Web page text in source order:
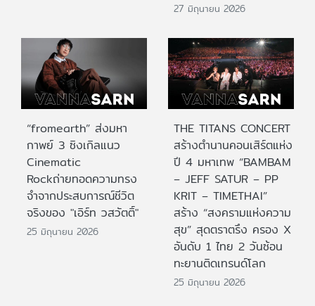
27 มิถุนายน 2026
“fromearth” ส่งมหา
กาพย์ 3 ซิงเกิลแนว
Cinematic
Rockถ่ายทอดความทรง
จำจากประสบการณ์ชีวิต
จริงของ "เอิร์ท วสวัตติ์"
25 มิถุนายน 2026
THE TITANS CONCERT
สร้างตำนานคอนเสิร์ตแห่ง
ปี 4 มหาเทพ “BAMBAM
– JEFF SATUR – PP
KRIT – TIMETHAI”
สร้าง “สงครามแห่งความ
สุข” สุดตราตรึง ครอง X
อันดับ 1 ไทย 2 วันซ้อน
ทะยานติดเทรนด์โลก
25 มิถุนายน 2026